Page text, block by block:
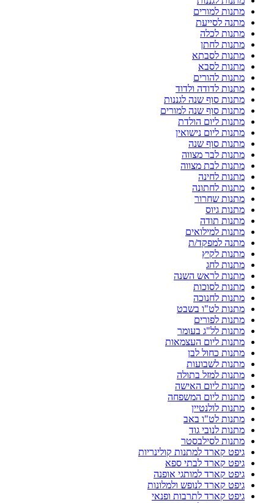
מתנות למורים
מתנה לסייעת
מתנות לכלה
מתנות לחתן
מתנות לסבתא
מתנות לסבא
מתנות להורים
מתנות לדודה ולדוד
מתנות סוף שנה לגננות
מתנות סוף שנה למורים
מתנות ליום הולדת
מתנות ליום נישואין
מתנות סוף שנה
מתנות לבר מצווה
מתנות לבת מצווה
מתנות לחינה
מתנות לחתונה
מתנות שחרור
מתנות גיוס
מתנות תודה
מתנות למילואים
מתנה למפקד/ת
מתנות לקיץ
מתנות לחג
מתנות לראש השנה
מתנות לסוכות
מתנות לחנוכה
מתנות לט"ו בשבט
מתנות לפורים
מתנות לל"ג בעומר
מתנות ליום העצמאות
מתנות כחול לבן
מתנות לשבועות
מתנות למזל בתולה
מתנות ליום האישה
מתנות ליום המשפחה
מתנות לולנטיין
מתנות לט"ו באב
מתנות לנובי גוד
מתנות לסילבסטר
גיפט קארד למתנות קולינריות
גיפט קארד לבתי ספא
גיפט קארד למותגי אופנה
גיפט קארד לנופש ולמלונות
גיפט קארד לתרבות ופנאי